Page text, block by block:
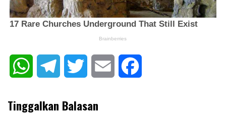
WhatsAppTelegram Twitter Email
Tinggalkan Balasan